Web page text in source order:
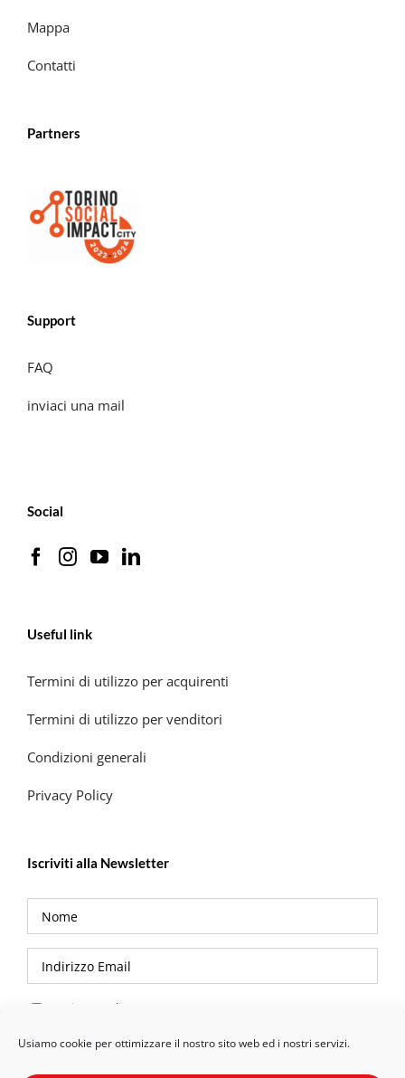
Usiamo cookie per ottimizzare il nostro sito web ed i nostri servizi.
Mappa
Contatti
Partners
Support
FAQ
inviaci una mail
Social
Useful link
Termini di utilizzo per acquirenti
Termini di utilizzo per venditori
Condizioni generali
Privacy Policy
Iscriviti alla Newsletter
Privacy Policy